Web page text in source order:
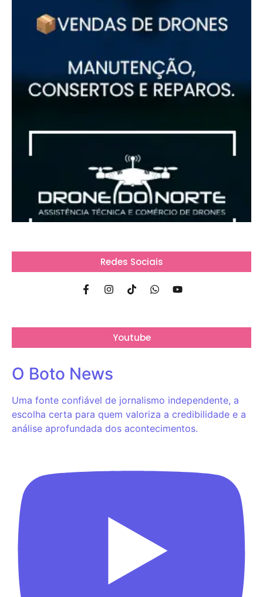
Redes Sociais
Youtube
O Boto News
Uma fonte confiável de jornalismo independente, a
escolha certa para quem valoriza a credibilidade e a
análise aprofundada dos acontecimentos.